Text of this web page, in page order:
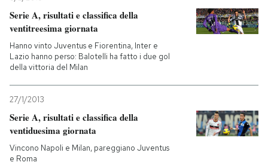
Serie A, risultati e classifica della
ventitreesima giornata
Hanno vinto Juventus e Fiorentina, Inter e
Lazio hanno perso: Balotelli ha fatto i due gol
della vittoria del Milan
27/1/2013
Serie A, risultati e classifica della
ventiduesima giornata
Vincono Napoli e Milan, pareggiano Juventus
e Roma